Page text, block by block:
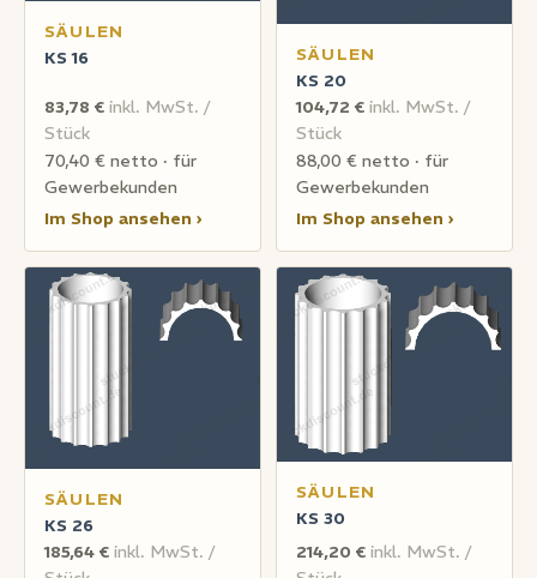
SÄULEN
KS 16
83,78 € inkl. MwSt. /
Stück
70,40 € netto · für
Gewerbekunden
Im Shop ansehen ›
SÄULEN
KS 20
104,72 € inkl. MwSt. /
Stück
88,00 € netto · für
Gewerbekunden
Im Shop ansehen ›
SÄULEN
KS 26
185,64 € inkl. MwSt. /
SÄULEN
KS 30
214,20 € inkl. MwSt. /